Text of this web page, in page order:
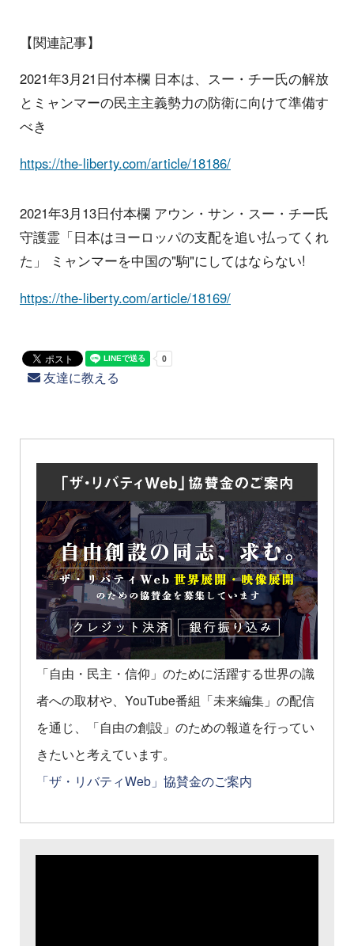
【関連記事】
2021年3月21日付本欄 日本は、スー・チー氏の解放
とミャンマーの民主主義勢力の防衛に向けて準備す
べき
https://the-liberty.com/article/18186/
2021年3月13日付本欄 アウン・サン・スー・チー氏
守護霊「日本はヨーロッパの支配を追い払ってくれ
た」 ミャンマーを中国の"駒"にしてはならない!
https://the-liberty.com/article/18169/
友達に教える
「自由・民主・信仰」のために活躍する世界の識
者への取材や、YouTube番組「未来編集」の配信
を通じ、「自由の創設」のための報道を行ってい
きたいと考えています。
「ザ・リバティWeb」協賛金のご案内